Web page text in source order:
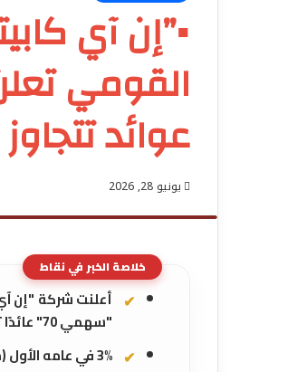
▪︎”إن آي
عوائد تتجاوز 66% في عامه الأول
يونيو 28, 2026
خلاصة الخبر في نقاط
أعلنت شركة "إن
"سهمي 70" عائدًا تراكميًا استثنائيًا بلغ 66
3% في عامه الأول (منذ إطلاقه في 23 يونيو 2025 وحتى 22 يونيو 2026)